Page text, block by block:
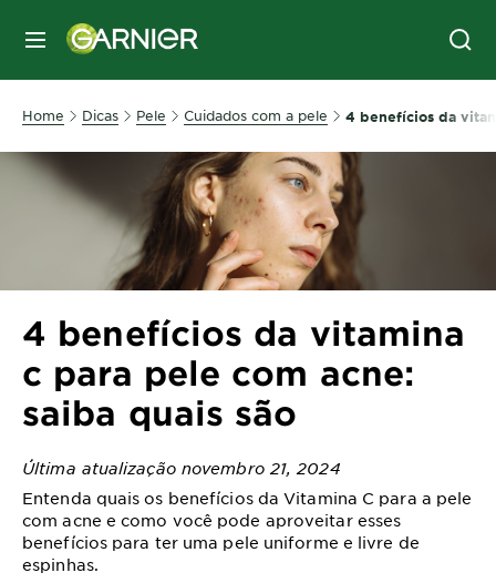
MENU
Home Dicas Pele Cuidados com a pele 4 benefícios da
4 benefícios da vitamina
c para pele com acne:
saiba quais são
Última atualização novembro 21, 2024
Entenda quais os benefícios da Vitamina C para a pele
com acne e como você pode aproveitar esses
benefícios para ter uma pele uniforme e livre de
espinhas.